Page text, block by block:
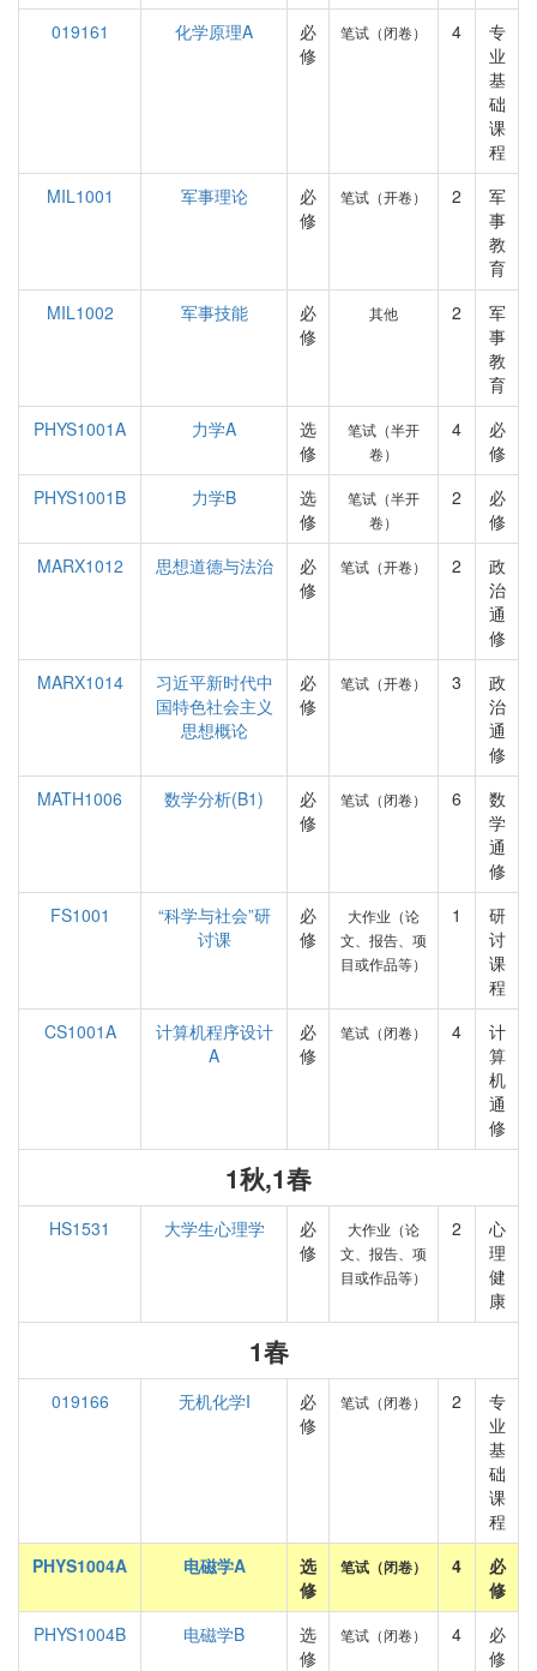
019161
化学原理A
必
修
笔试（闭卷） 4
专
业
基
础
课
程
MIL1001
军事理论
必
修
笔试（开卷） 2
军
事
教
育
MIL1002
军事技能
必
修
其他 2
军
事
教
育
PHYS1001A
力学A
选
修
笔试（半开
卷）
4
必
修
PHYS1001B
力学B
选
修
笔试（半开
卷）
2
必
修
MARX1012
思想道德与法治
必
修
笔试（开卷） 2
政
治
通
修
MARX1014
习近平新时代中
国特色社会主义
思想概论
必
修
笔试（开卷） 3
政
治
通
修
MATH1006
数学分析(B1)
必
修
笔试（闭卷） 6
数
学
通
修
FS1001
“科学与社会”研
讨课
必
修
大作业（论
文、报告、项
目或作品等）
1
研
讨
课
程
CS1001A
计算机程序设计
A
必
修
笔试（闭卷） 4
计
算
机
通
修
1秋,1春
HS1531 大学生心理学
必
修
大作业（论
文、报告、项
目或作品等）
2
心
理
健
康
1春
019166 无机化学I
必
修
笔试（闭卷） 2
专
业
基
础
课
程
PHYS1004A
电磁学A
选
修
笔试（闭卷） 4
必
修
PHYS1004B
电磁学B
选
修
笔试（闭卷） 4
必
修